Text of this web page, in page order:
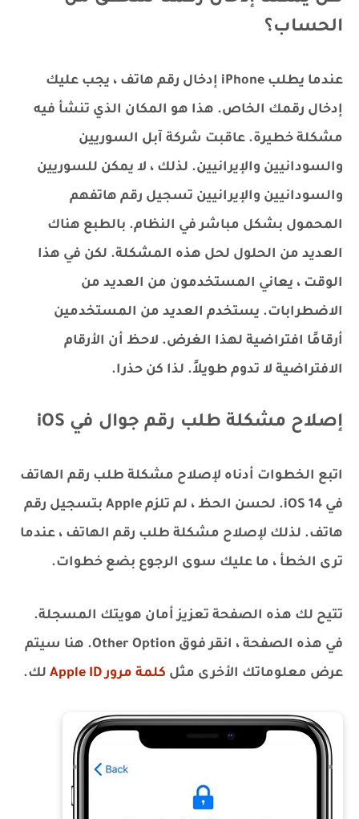
الحساب؟
عندما يطلب iPhone إدخال رقم هاتف ، يجب عليك
إدخال رقمك الخاص. هذا هو المكان الذي تنشأ فيه
مشكلة خطيرة. عاقبت شركة آبل السوريين
والسودانيين والإيرانيين. لذلك ، لا يمكن للسوريين
والسودانيين والإيرانيين تسجيل رقم هاتفهم
المحمول بشكل مباشر في النظام. بالطبع هناك
العديد من الحلول لحل هذه المشكلة. لكن في هذا
الوقت ، يعاني المستخدمون من العديد من
الاضطرابات. يستخدم العديد من المستخدمين
أرقامًا افتراضية لهذا الغرض. لاحظ أن الأرقام
الافتراضية لا تدوم طويلاً. لذا كن حذرا.
إصلاح مشكلة طلب رقم جوال في iOS
اتبع الخطوات أدناه لإصلاح مشكلة طلب رقم الهاتف
في iOS 14. لحسن الحظ ، لم تلزم Apple بتسجيل رقم
هاتف. لذلك لإصلاح مشكلة طلب رقم الهاتف ، عندما
ترى الخطأ ، ما عليك سوى الرجوع بضع خطوات.
تتيح لك هذه الصفحة تعزيز أمان هويتك المسجلة.
في هذه الصفحة ، انقر فوق Other Option. هنا سيتم
عرض معلوماتك الأخرى مثل كلمة مرور Apple ID لك.